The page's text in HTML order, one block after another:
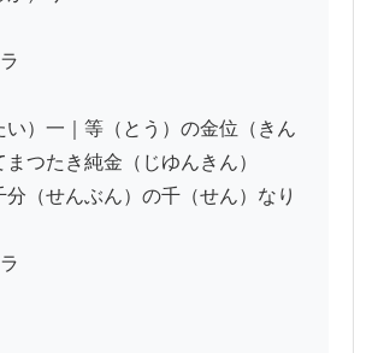
一｜等（とう）の金位（きん
まつたき純金（じゆんきん）
せんぶん）の千（せん）なり